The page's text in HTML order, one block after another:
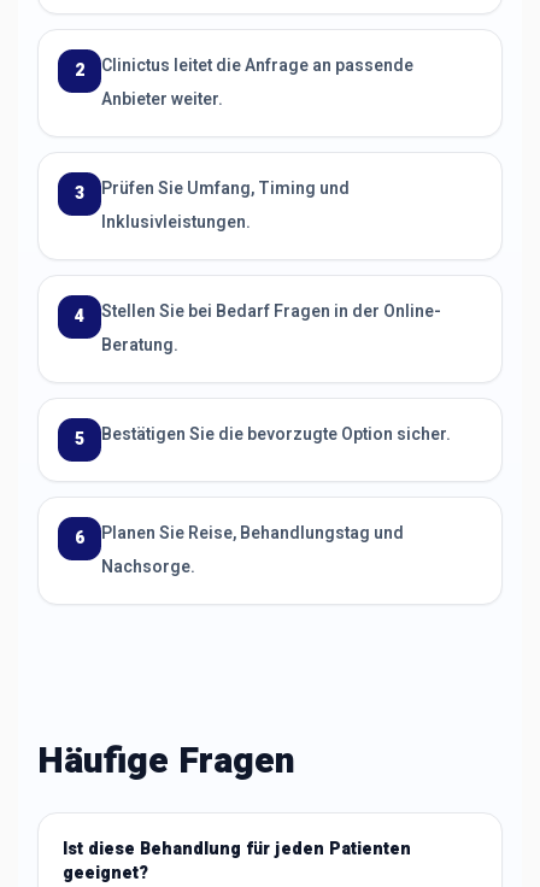
2
Clinictus leitet die Anfrage an passende
Anbieter weiter.
3
Prüfen Sie Umfang, Timing und
Inklusivleistungen.
4
Stellen Sie bei Bedarf Fragen in der Online-
Beratung.
5 Bestätigen Sie die bevorzugte Option sicher.
6
Planen Sie Reise, Behandlungstag und
Nachsorge.
Häufige Fragen
Ist diese Behandlung für jeden Patienten
geeignet?